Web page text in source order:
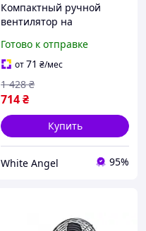
Компактный ручной
вентилятор на
на природе SIM-65
Готово к отправке
от71 ₴/мес
714₴
1 428 ₴
Купить
White Angel 95%